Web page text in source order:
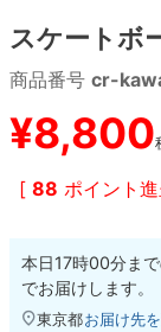
スケートボ
商品番号 cr-
¥8,800
[ 88 ポイント
本日17時00分ま
でお届けします。
東京都お届け先
9.0inch以上
シェイプデッキ
高性能デッキ